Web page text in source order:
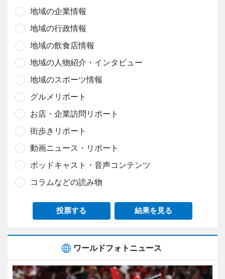
地域の企業情報
地域の行政情報
地域の飲食店情報
地域の人物紹介・インタビュー
地域のスポーツ情報
グルメリポート
お店・企業訪問リポート
街歩きリポート
動画ニュース・リポート
ポッドキャスト・音声コンテンツ
コラムなどの読み物
投票する 結果を見る
ワールドフォトニュース